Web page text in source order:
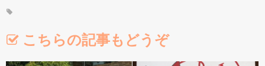
プロフィール
こちらの記事もどうぞ